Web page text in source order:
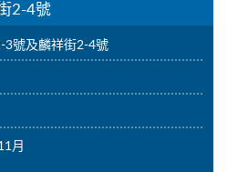
2-4號
3號及麟祥街2-4號
月